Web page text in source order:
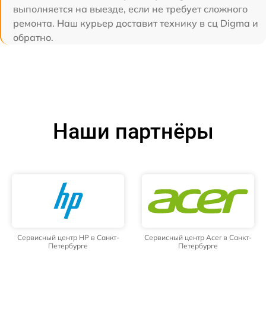
выполняется на выезде, если не требует сложного
ремонта. Наш курьер доставит технику в сц Digma и
обратно.
Наши партнёры
Сервисный центр HP в Санкт-
Петербурге
Сервисный центр Acer в Санкт-
Петербурге